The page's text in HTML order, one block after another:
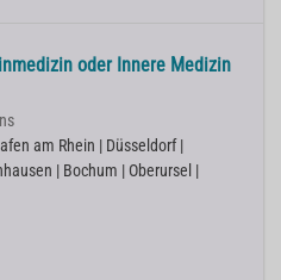
oder Innere Medizin
am Rhein | Düsseldorf |
| Bochum | Oberursel |